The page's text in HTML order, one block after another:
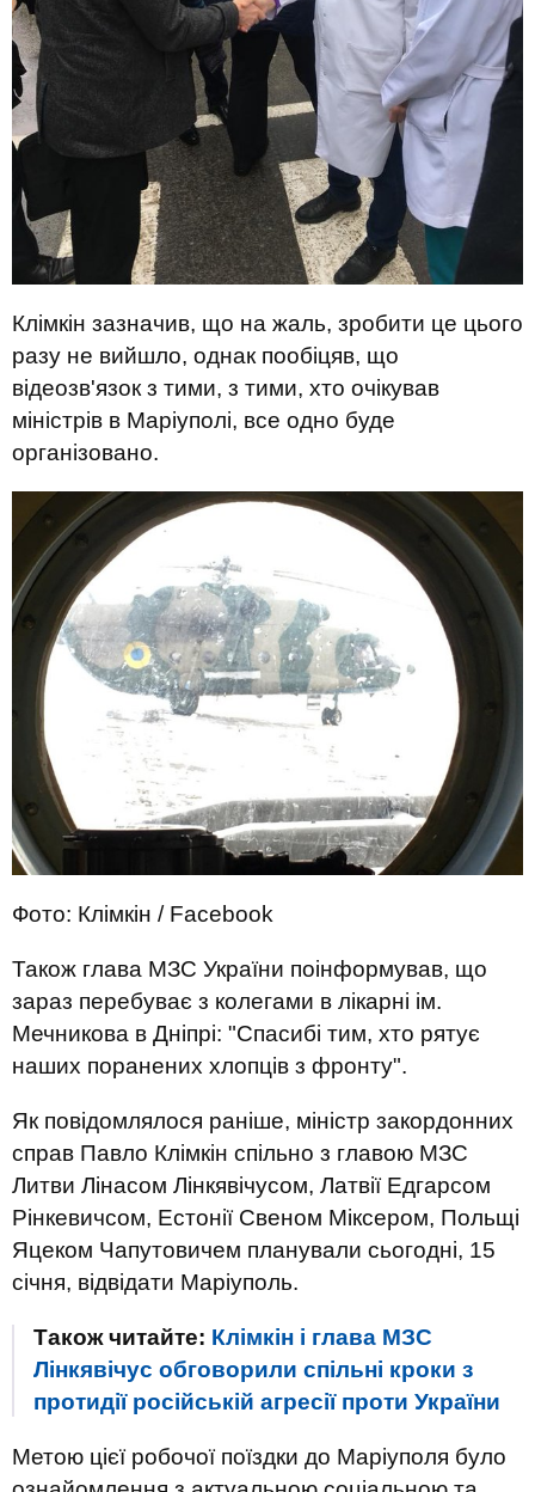
Клімкін зазначив, що на жаль, зробити це цього
разу не вийшло, однак пообіцяв, що
відеозв'язок з тими, з тими, хто очікував
міністрів в Маріуполі, все одно буде
організовано.
Фото: Клімкін / Facebook
Також глава МЗС України поінформував, що
зараз перебуває з колегами в лікарні ім.
Мечникова в Дніпрі: "Спасибі тим, хто рятує
наших поранених хлопців з фронту".
Як повідомлялося раніше, міністр закордонних
справ Павло Клімкін спільно з главою МЗС
Литви Лінасом Лінкявічусом, Латвії Едгарсом
Рінкевичсом, Естонії Свеном Міксером, Польщі
Яцеком Чапутовичем планували сьогодні, 15
січня, відвідати Маріуполь.
Також читайте: Клімкін і глава МЗС
Лінкявічус обговорили спільні кроки з
протидії російській агресії проти України
Метою цієї робочої поїздки до Маріуполя було